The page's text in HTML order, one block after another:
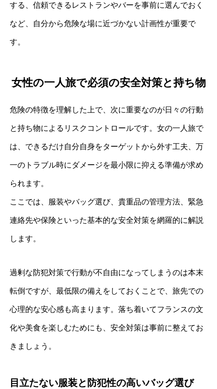
する、信頼できるレストランやバーを事前に選んでおく
など、自分から危険な場に近づかない計画性が重要で
す。
女性の一人旅で必須の安全対策と持ち物
危険の特徴を理解した上で、次に重要なのが日々の行動
と持ち物によるリスクコントロールです。女の一人旅で
は、できるだけ自分自身をターゲットから外す工夫、万
一のトラブル時にダメージを最小限に抑える準備が求め
られます。
ここでは、服装やバッグ選び、貴重品の管理方法、緊急
連絡先や保険といった基本的な安全対策を網羅的に解説
します。
過剰な防犯対策で行動が不自由になってしまうのは本末
転倒ですが、最低限の備えをしておくことで、旅先での
心理的な安心感も高まります。落ち着いてフランスの文
化や美食を楽しむためにも、安全対策は事前に整えてお
きましょう。
目立たない服装と防犯性の高いバッグ選び